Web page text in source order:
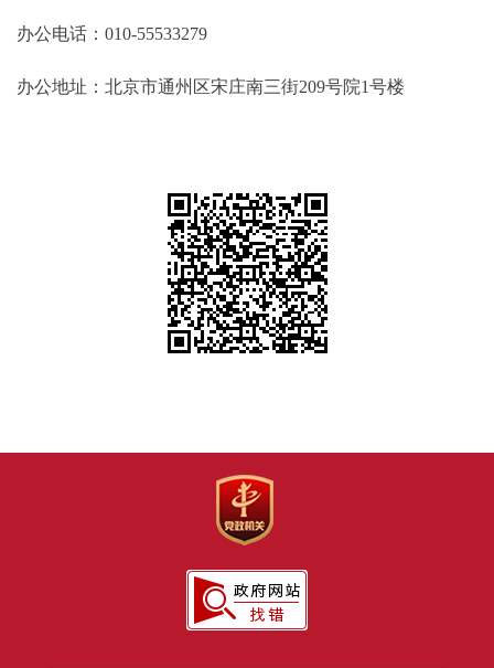
办公电话：010-55533279
办公地址：北京市通州区宋庄南三街209号院1号楼